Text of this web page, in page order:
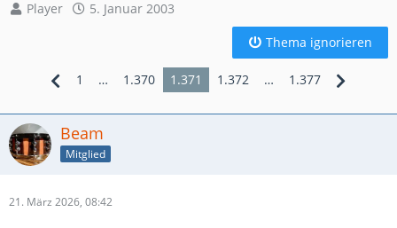
Player
5. Januar 2003
Thema ignorieren
1 … 1.370 1.371 1.372 … 1.377
Beam
Mitglied
21. März 2026, 08:42